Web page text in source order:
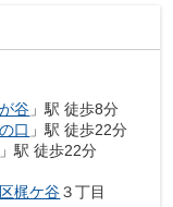
谷 」駅 徒歩8分
口 」駅 徒歩22分
」駅 徒歩22分
梶ケ谷３丁目